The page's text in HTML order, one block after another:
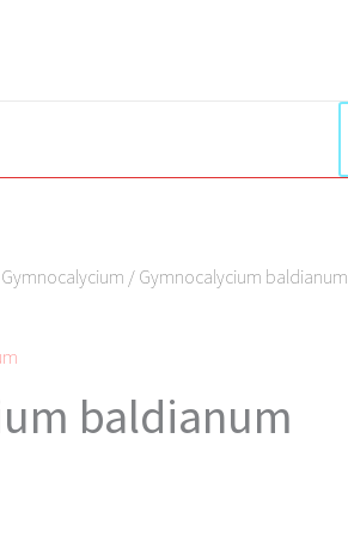
Gymnocalycium / Gymnocalycium baldianum
baldianum